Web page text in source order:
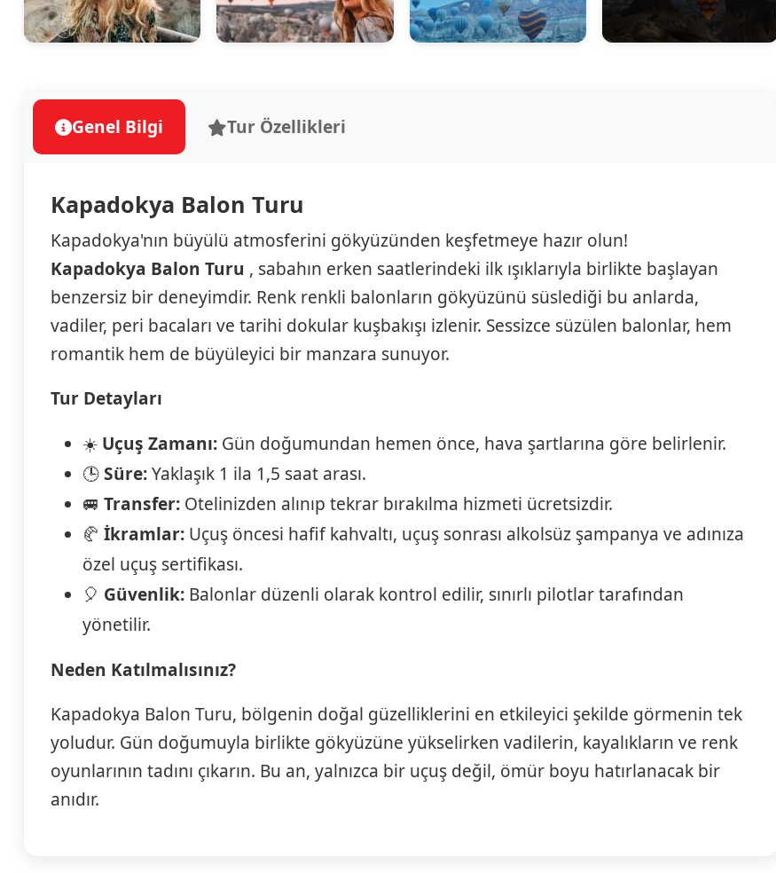
Genel Bilgi Tur Özellikleri
Kapadokya Balon Turu
Kapadokya'nın büyülü atmosferini gökyüzünden keşfetmeye hazır olun!
Kapadokya Balon Turu , sabahın erken saatlerindeki ilk ışıklarıyla birlikte başlayan
benzersiz bir deneyimdir. Renk renkli balonların gökyüzünü süslediği bu anlarda,
vadiler, peri bacaları ve tarihi dokular kuşbakışı izlenir. Sessizce süzülen balonlar, hem
romantik hem de büyüleyici bir manzara sunuyor.
Tur Detayları
☀️ Uçuş Zamanı: Gün doğumundan hemen önce, hava şartlarına göre belirlenir.
🕒Süre:Yaklaşık 1 ila 1,5 saat arası.
🚐 Transfer: Otelinizden alınıp tekrar bırakılma hizmeti ücretsizdir.
🥐 İkramlar: Uçuş öncesi hafif kahvaltı, uçuş sonrası alkolsüz şampanya ve adınıza
özel uçuş sertifikası.
🎈 Güvenlik: Balonlar düzenli olarak kontrol edilir, sınırlı pilotlar tarafından
yönetilir.
Neden Katılmalısınız?
Kapadokya Balon Turu, bölgenin doğal güzelliklerini en etkileyici şekilde görmenin tek
yoludur. Gün doğumuyla birlikte gökyüzüne yükselirken vadilerin, kayalıkların ve renk
oyunlarının tadını çıkarın. Bu an, yalnızca bir uçuş değil, ömür boyu hatırlanacak bir
anıdır.